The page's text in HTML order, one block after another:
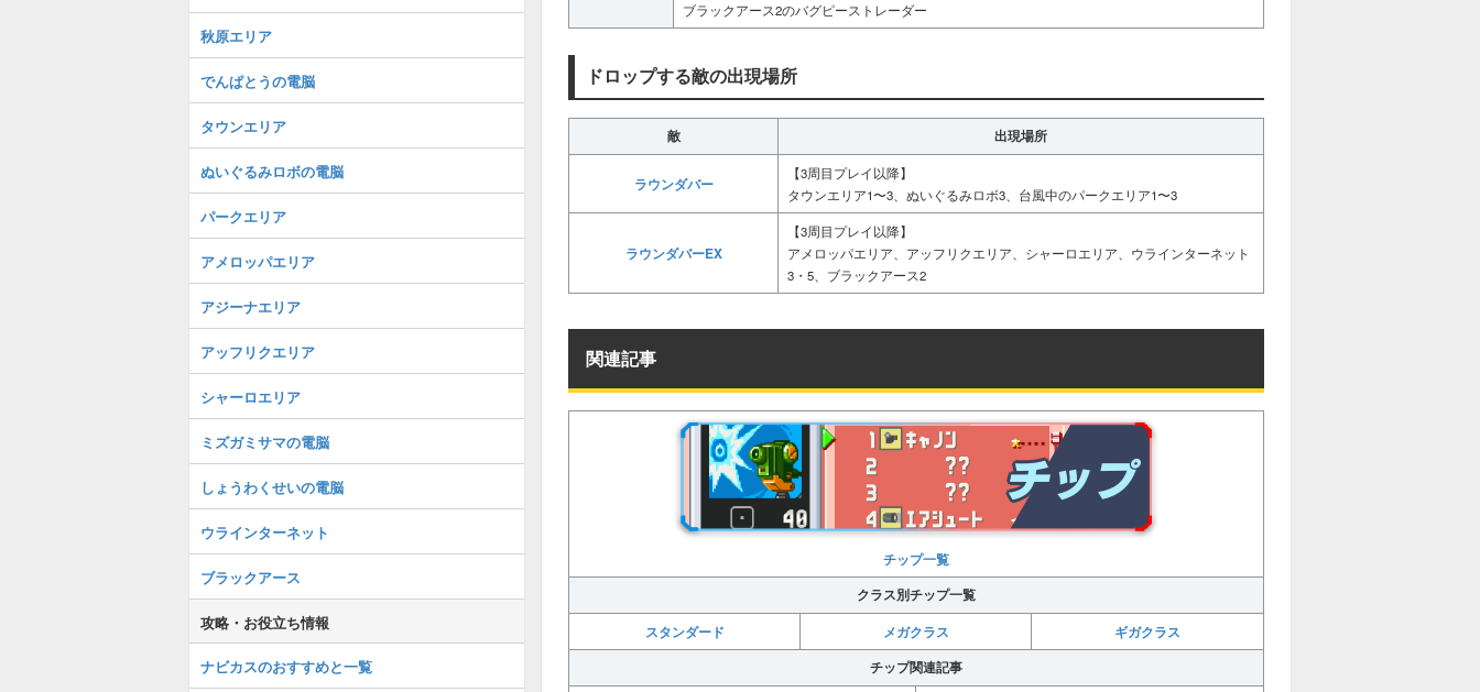
ブラックアース2のバグピーストレーダー
ドロップする敵の出現場所
敵 出現場所
ラウンダバー
【3周目プレイ以降】
タウンエリア1〜3、ぬいぐるみロボ3、台風中のパークエリア1〜3
ラウンダバーEX
【3周目プレイ以降】
アメロッパエリア、アッフリクエリア、シャーロエリア、ウラインターネット
3・5、ブラックアース2
関連記事
チップ一覧
クラス別チップ一覧
スタンダード メガクラス ギガクラス
チップ関連記事
秋原エリア
でんぱとうの電脳
タウンエリア
ぬいぐるみロボの電脳
パークエリア
アメロッパエリア
アジーナエリア
アッフリクエリア
シャーロエリア
ミズガミサマの電脳
しょうわくせいの電脳
ウラインターネット
ブラックアース
攻略・お役立ち情報
ナビカスのおすすめと一覧